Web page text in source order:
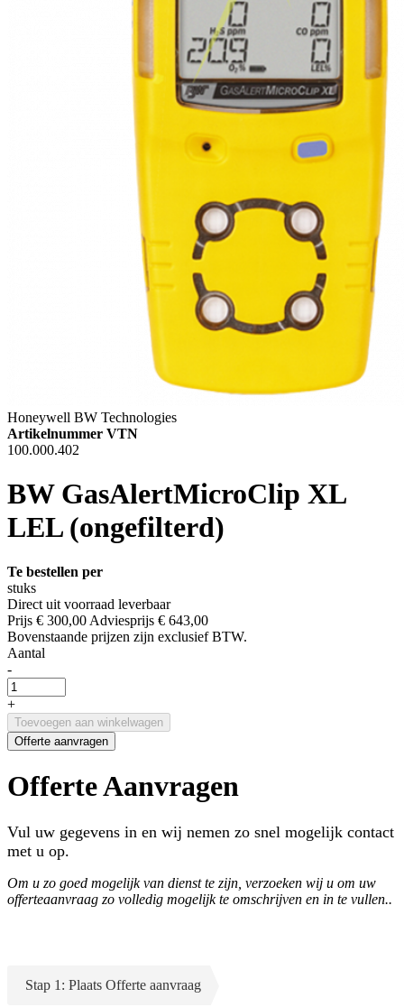
Honeywell BW Technologies
Artikelnummer VTN
100.000.402
BW GasAlertMicroClip XL
LEL (ongefilterd)
Te bestellen per
stuks
Direct uit voorraad leverbaar
Prijs € 300,00 Adviesprijs € 643,00
Bovenstaande prijzen zijn exclusief BTW.
Aantal
-
+
Toevoegen aan winkelwagen
Offerte aanvragen
Offerte Aanvragen
Vul uw gegevens in en wij nemen zo snel mogelijk contact
met u op.
Om u zo goed mogelijk van dienst te zijn, verzoeken wij u om uw
offerteaanvraag zo volledig mogelijk te omschrijven en in te vullen..
Stap 1: Plaats Offerte aanvraag